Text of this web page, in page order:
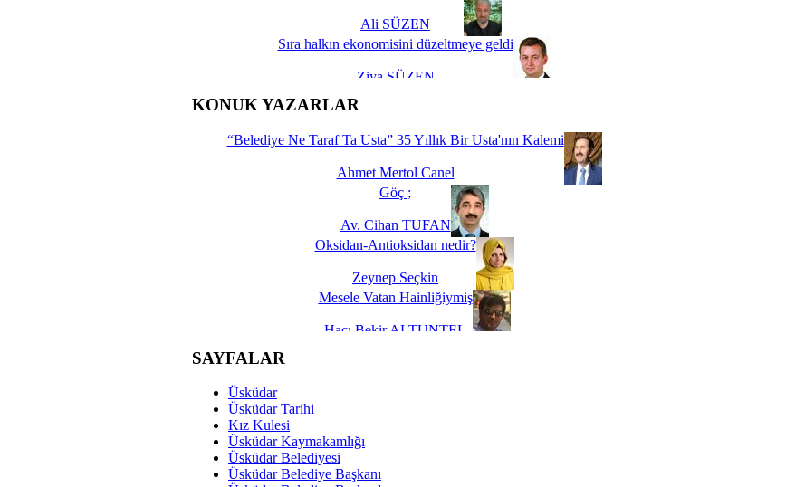
Ali SÜZEN
Sıra halkın ekonomisini düzeltmeye geldi
Ziya SÜZEN
İşte Biz buyuz...
KONUK YAZARLAR
“Belediye Ne Taraf Ta Usta” 35 Yıllık Bir Usta'nın Kalemi
Ahmet Mertol Canel
Göç ;
Av. Cihan TUFAN
Oksidan-Antioksidan nedir?
Zeynep Seçkin
Mesele Vatan Hainliğiymiş
Hacı Bekir ALTUNTEL
Dünya Fani, Ama Kısa Bir Süre De Olsa Burdayız
Savaş ŞENEL
Hukukun Adaleti Kalmadı Üstadım!
SAYFALAR
Üsküdar
Üsküdar Tarihi
Kız Kulesi
Üsküdar Kaymakamlığı
Üsküdar Belediyesi
Üsküdar Belediye Başkanı